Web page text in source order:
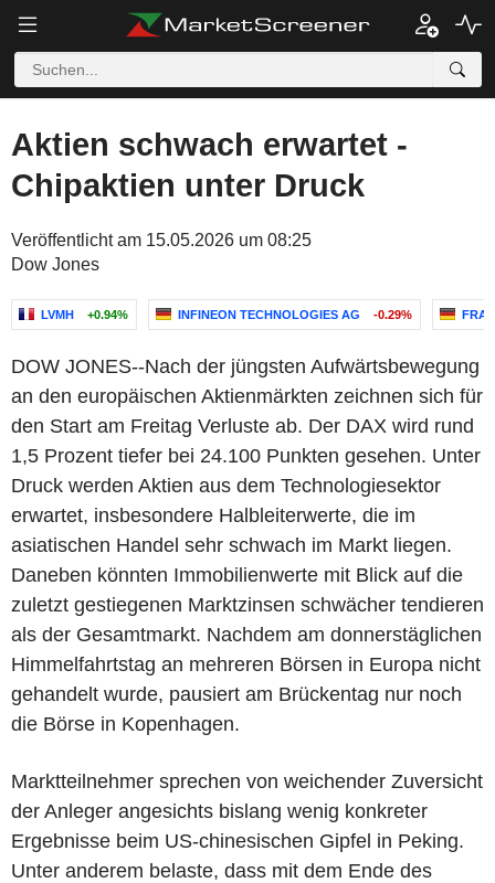
Aktien schwach erwartet -
Chipaktien unter Druck
Veröffentlicht am 15.05.2026 um 08:25
Dow Jones
LVMH +0.94% INFINEON TECHNOLOGIES AG -0.29%
DOW JONES--Nach der jüngsten Aufwärtsbewegung
an den europäischen Aktienmärkten zeichnen sich für
den Start am Freitag Verluste ab. Der DAX wird rund
1,5 Prozent tiefer bei 24.100 Punkten gesehen. Unter
Druck werden Aktien aus dem Technologiesektor
erwartet, insbesondere Halbleiterwerte, die im
asiatischen Handel sehr schwach im Markt liegen.
Daneben könnten Immobilienwerte mit Blick auf die
zuletzt gestiegenen Marktzinsen schwächer tendieren
als der Gesamtmarkt. Nachdem am donnerstäglichen
Himmelfahrtstag an mehreren Börsen in Europa nicht
gehandelt wurde, pausiert am Brückentag nur noch
die Börse in Kopenhagen.
Marktteilnehmer sprechen von weichender Zuversicht
der Anleger angesichts bislang wenig konkreter
Ergebnisse beim US-chinesischen Gipfel in Peking.
Unter anderem belaste, dass mit dem Ende des